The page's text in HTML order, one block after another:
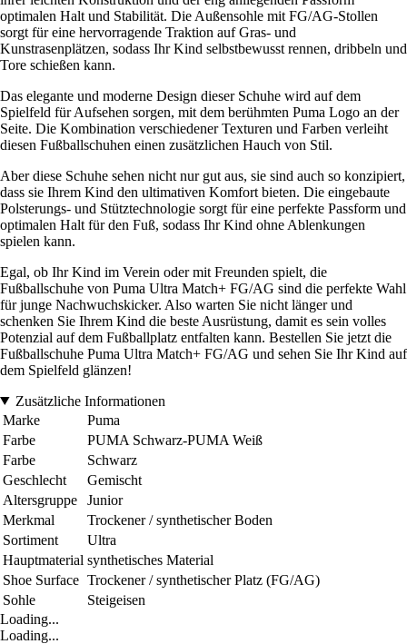
optimalen Halt und Stabilität. Die Außensohle mit FG/AG-Stollen
sorgt für eine hervorragende Traktion auf Gras- und
Kunstrasenplätzen, sodass Ihr Kind selbstbewusst rennen, dribbeln und
Tore schießen kann.
Das elegante und moderne Design dieser Schuhe wird auf dem
Spielfeld für Aufsehen sorgen, mit dem berühmten Puma Logo an der
Seite. Die Kombination verschiedener Texturen und Farben verleiht
diesen Fußballschuhen einen zusätzlichen Hauch von Stil.
Aber diese Schuhe sehen nicht nur gut aus, sie sind auch so konzipiert,
dass sie Ihrem Kind den ultimativen Komfort bieten. Die eingebaute
Polsterungs- und Stütztechnologie sorgt für eine perfekte Passform und
optimalen Halt für den Fuß, sodass Ihr Kind ohne Ablenkungen
spielen kann.
Egal, ob Ihr Kind im Verein oder mit Freunden spielt, die
Fußballschuhe von Puma Ultra Match+ FG/AG sind die perfekte Wahl
für junge Nachwuchskicker. Also warten Sie nicht länger und
schenken Sie Ihrem Kind die beste Ausrüstung, damit es sein volles
Potenzial auf dem Fußballplatz entfalten kann. Bestellen Sie jetzt die
Fußballschuhe Puma Ultra Match+ FG/AG und sehen Sie Ihr Kind auf
dem Spielfeld glänzen!
Zusätzliche Informationen
Marke
Puma
Farbe
PUMA Schwarz-PUMA Weiß
Farbe
Schwarz
Geschlecht
Gemischt
Altersgruppe
Junior
Merkmal
Trockener / synthetischer Boden
Sortiment
Ultra
Hauptmaterial synthetisches Material
Shoe Surface Trockener / synthetischer Platz (FG/AG)
Sohle
Steigeisen
Loading...
Loading...